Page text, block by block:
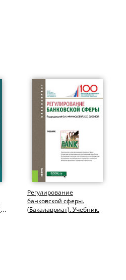
Регулирование
банковской сферы.
(Бакалавриат). Учебник.